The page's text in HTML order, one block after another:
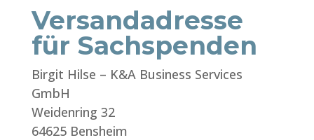
Versandadresse
für Sachspenden
Birgit Hilse – K&A Business Services
GmbH
Weidenring 32
64625 Bensheim